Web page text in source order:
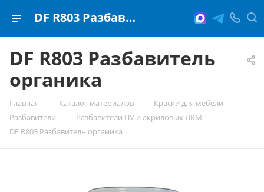
DF R803 Разбавитель органика
DF R803 Разбавитель
органика
Главная — Каталог материалов — Краски для мебели —
Разбавители — Разбавители ПУ и акриловых ЛКМ —
DF R803 Разбавитель органика